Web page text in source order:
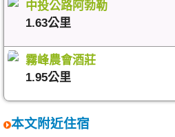
中投公路阿勃勒
1.63公里
霧峰農會酒莊
1.95公里
本文附近住宿